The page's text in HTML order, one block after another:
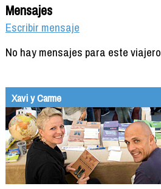
Mensajes
Escribir mensaje
No hay mensajes para este viajero
Xavi y Carme